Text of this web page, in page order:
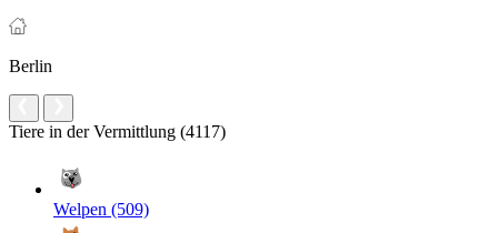
Berlin
Tiere in der Vermittlung (4117)
Welpen (509)